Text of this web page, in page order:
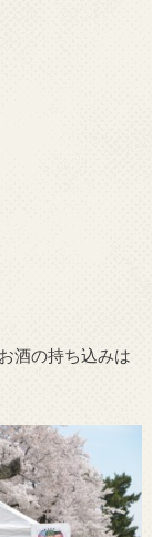
酒の持ち込みは